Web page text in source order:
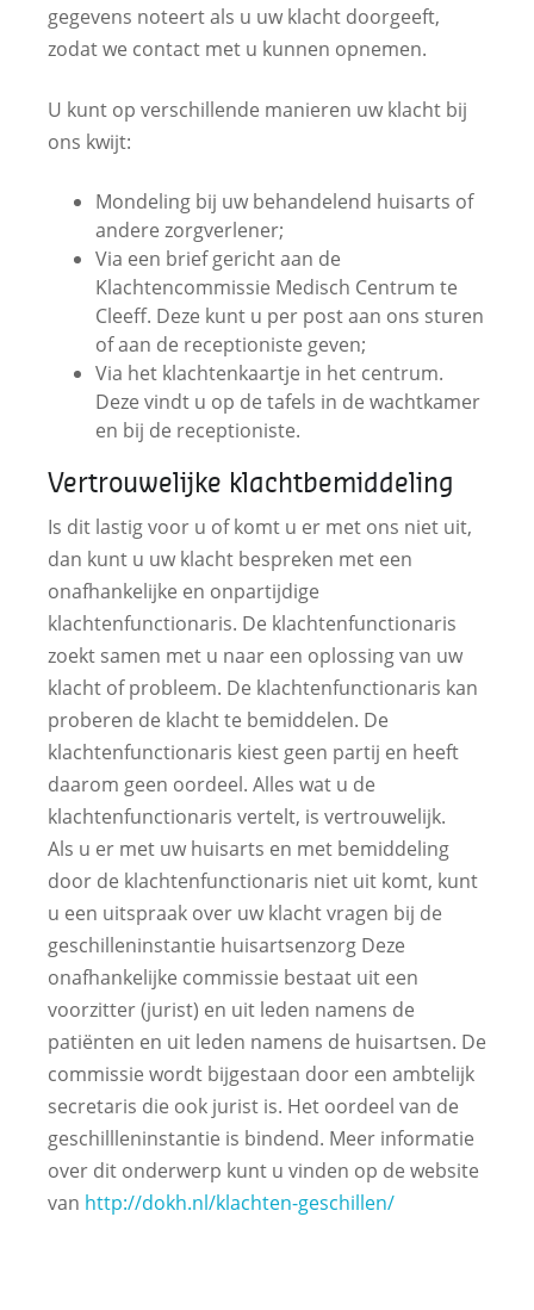
gegevens noteert als u uw klacht doorgeeft,
zodat we contact met u kunnen opnemen.
U kunt op verschillende manieren uw klacht bij
ons kwijt:
Mondeling bij uw behandelend huisarts of
andere zorgverlener;
Via een brief gericht aan de
Klachtencommissie Medisch Centrum te
Cleeff. Deze kunt u per post aan ons sturen
of aan de receptioniste geven;
Via het klachtenkaartje in het centrum.
Deze vindt u op de tafels in de wachtkamer
en bij de receptioniste.
Vertrouwelijke klachtbemiddeling
Is dit lastig voor u of komt u er met ons niet uit,
dan kunt u uw klacht bespreken met een
onafhankelijke en onpartijdige
klachtenfunctionaris. De klachtenfunctionaris
zoekt samen met u naar een oplossing van uw
klacht of probleem. De klachtenfunctionaris kan
proberen de klacht te bemiddelen. De
klachtenfunctionaris kiest geen partij en heeft
daarom geen oordeel. Alles wat u de
klachtenfunctionaris vertelt, is vertrouwelijk.
Als u er met uw huisarts en met bemiddeling
door de klachtenfunctionaris niet uit komt, kunt
u een uitspraak over uw klacht vragen bij de
geschilleninstantie huisartsenzorg Deze
onafhankelijke commissie bestaat uit een
voorzitter (jurist) en uit leden namens de
patiënten en uit leden namens de huisartsen. De
commissie wordt bijgestaan door een ambtelijk
secretaris die ook jurist is. Het oordeel van de
geschillleninstantie is bindend. Meer informatie
over dit onderwerp kunt u vinden op de website
van http://dokh.nl/klachten-geschillen/